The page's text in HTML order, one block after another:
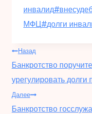
инвалид#
МФЦ#долги
по
Назад
Банкротство
урегулировать долги
Далее
Банкротство